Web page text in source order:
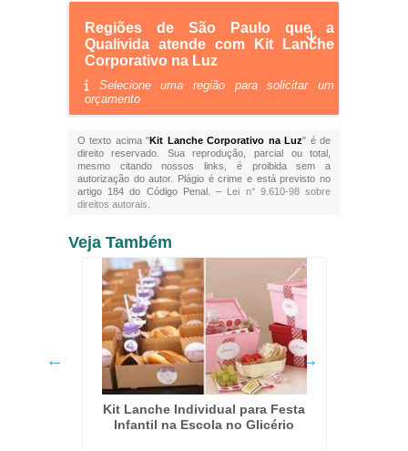
Regiões de São Paulo que a
Qualivida atende com Kit Lanche
Corporativo na Luz
Selecione uma região para solicitar um
orçamento
O texto acima "Kit Lanche Corporativo na Luz" é de
direito reservado. Sua reprodução, parcial ou total,
mesmo citando nossos links, é proibida sem a
autorização do autor. Plágio é crime e está previsto no
artigo 184 do Código Penal. – Lei n° 9.610-98 sobre
direitos autorais
Veja Também
Kit Lanche Individual para Festa
Infantil na Escola no Glicério